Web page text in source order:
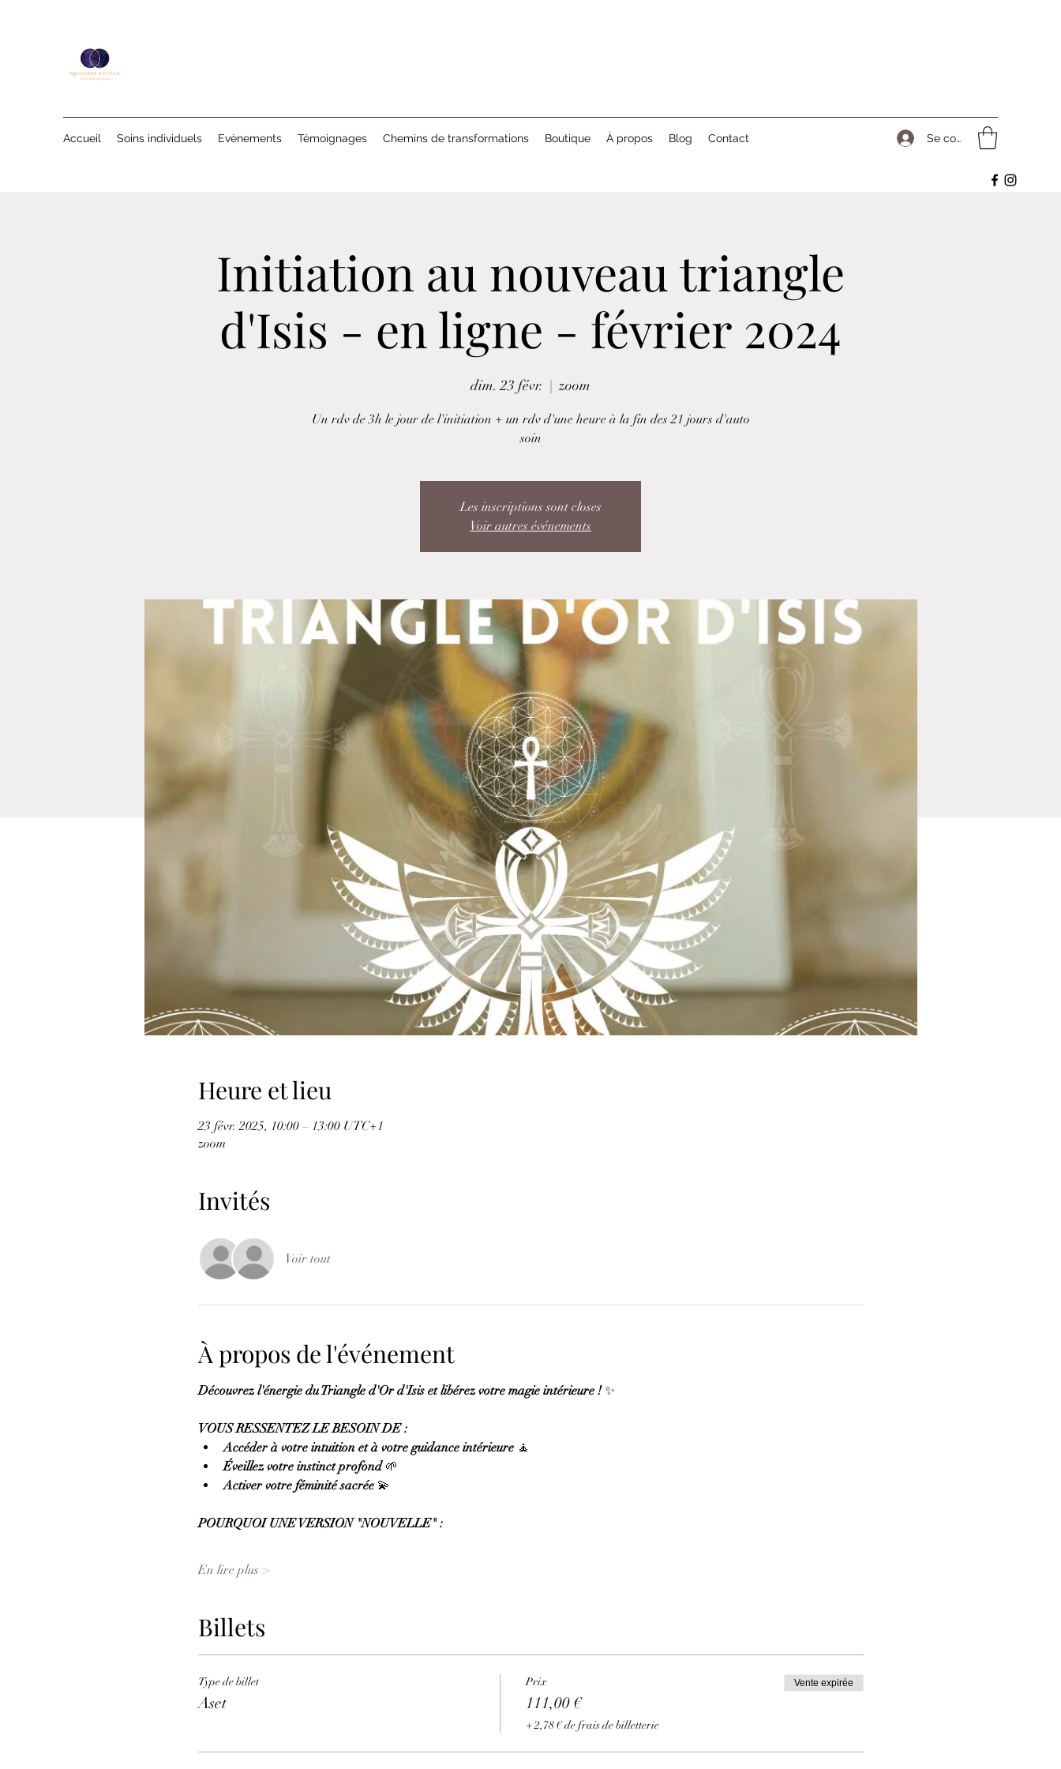
Accueil Soins individuels Evènements Témoignages Chemins de transformations Boutique À propos Blog Contact Se connecter
Initiation au nouveau triangle
d'Isis - en ligne - février 2024
dim. 23 févr.
  |
zoom
Un rdv de 3h le jour de l'initiation + un rdv d'une heure à la fin des 21 jours d'auto
soin
Les inscriptions sont closes
Voir autres événements
Heure et lieu
23 févr. 2025, 10:00 – 13:00 UTC+1
zoom
Invités
Voir tout
À propos de l'événement
Découvrez l'énergie du Triangle d'Or d'Isis et libérez votre magie intérieure ! ✨
VOUS RESSENTEZ LE BESOIN DE :
Accéder à votre intuition et à votre guidance intérieure 🧘
Éveillez votre instinct profond 🌱
Activer votre féminité sacrée 💫
POURQUOI UNE VERSION "NOUVELLE" :
En lire plus >
Billets
Type de billet
Aset
Prix
111,00 €
+ 2,78 € de frais de billetterie
Vente expirée